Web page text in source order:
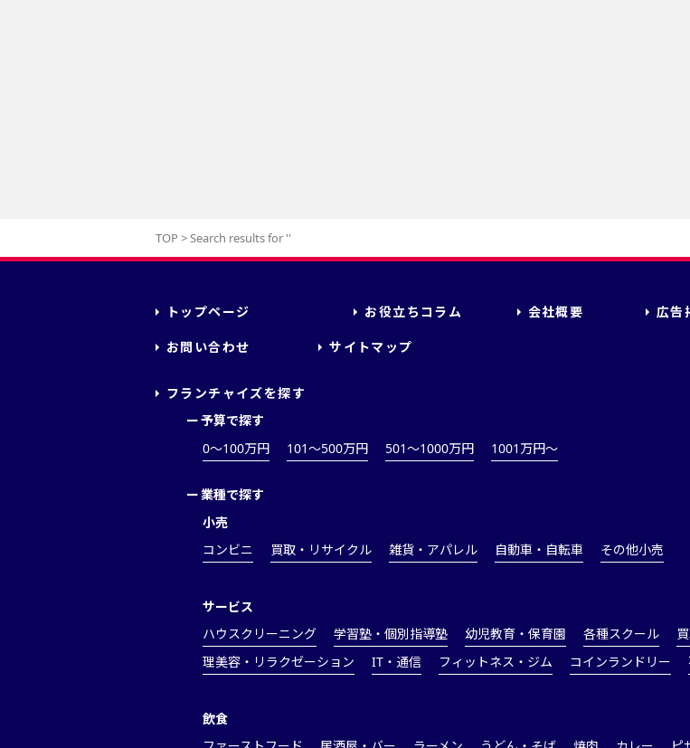
TOP >Search results for ''
トップページ お役立ちコラム 会社概要 広告
お問い合わせ サイトマップ
フランチャイズを探す
ー予算で探す
0～100万円
101～500万円 501～1000万円 1001万円〜
ー業種で探す
小売
コンビニ
買取・リサイクル 雑貨・アパレル 自動車・自転車 その他小売
サービス
ハウスクリーニング
学習塾・個別指導塾 幼児教育・保育園 各種スクール
理美容・リラクゼーション
IT・通信 フィットネス・ジム コインランドリー
飲食